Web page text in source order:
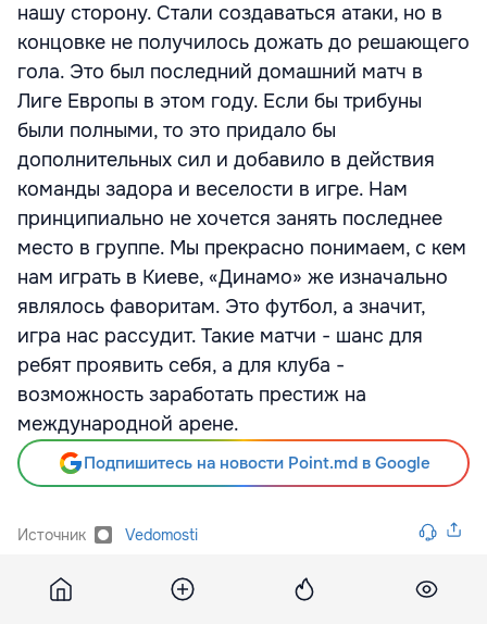
нашу сторону. Стали создаваться атаки, но в
концовке не получилось дожать до решающего
гола. Это был последний домашний матч в
Лиге Европы в этом году. Если бы трибуны
были полными, то это придало бы
дополнительных сил и добавило в действия
команды задора и веселости в игре. Нам
принципиально не хочется занять последнее
место в группе. Мы прекрасно понимаем, с кем
нам играть в Киеве, «Динамо» же изначально
являлось фаворитам. Это футбол, а значит,
игра нас рассудит. Такие матчи - шанс для
ребят проявить себя, а для клуба -
возможность заработать престиж на
международной арене.
Подпишитесь на новости Point.md в Google
Источник Vedomosti